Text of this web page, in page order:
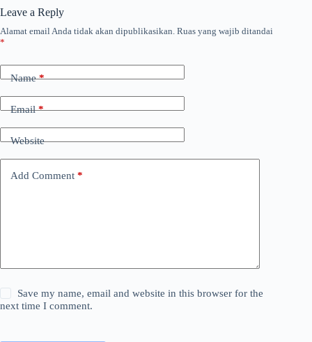
Leave a Reply
Alamat email Anda tidak akan dipublikasikan. Ruas yang wajib ditandai
*
Name*
Email*
Website
Add Comment *
Save my name, email and website in this browser for the
next time I comment.